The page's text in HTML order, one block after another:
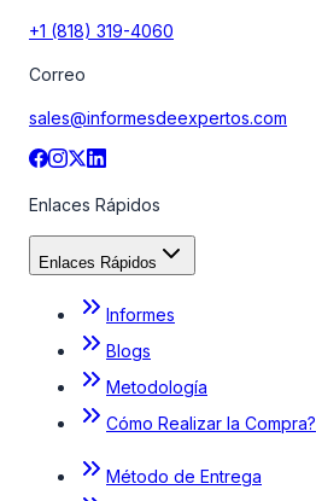
+1 (818) 319-4060
Correo
sales@informesdeexpertos.com
Enlaces Rápidos
Enlaces Rápidos
Informes
Blogs
Metodología
Cómo Realizar la Compra?
Método de Entrega